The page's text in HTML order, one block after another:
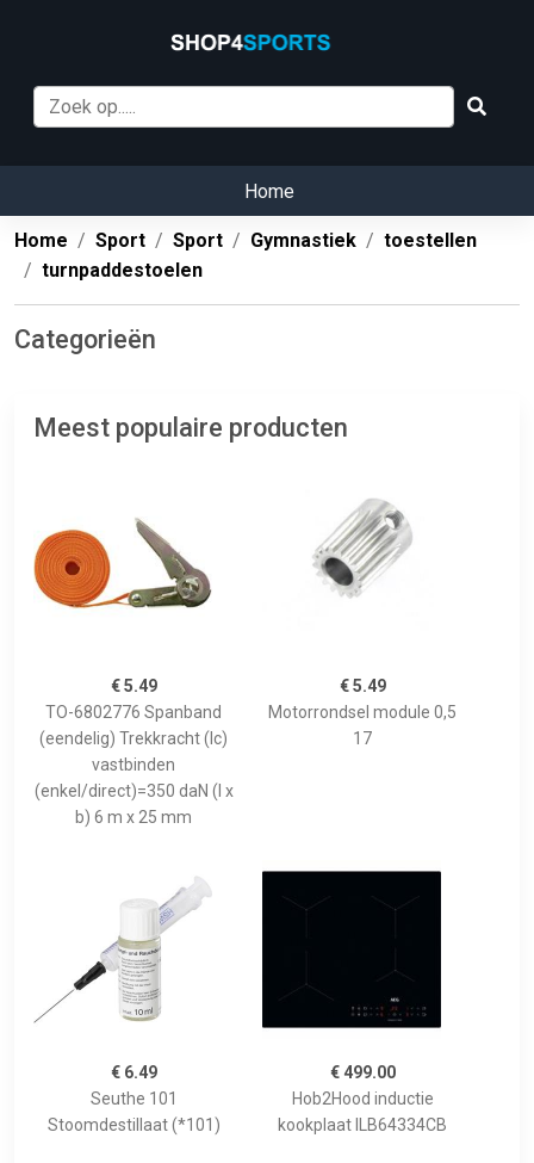
Home
Home Sport Sport Gymnastiek
toestellen
turnpaddestoelen
Categorieën
Meest populaire producten
€ 5.49
TO-6802776 Spanband
(eendelig) Trekkracht (lc)
vastbinden
(enkel/direct)=350 daN (l x
b) 6 m x 25 mm
€ 5.49
Motorrondsel module 0,5
17
€ 6.49
Seuthe 101
Stoomdestillaat (*101)
€ 499.00
Hob2Hood inductie
kookplaat ILB64334CB